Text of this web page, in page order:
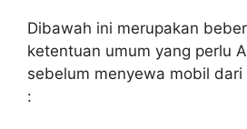
Dibawah ini merupakan
ketentuan umum yang perlu
sebelum menyewa mobil dari
: